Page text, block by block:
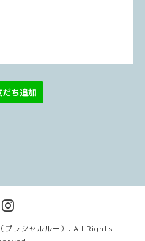
ラシャルルー） . All Rights